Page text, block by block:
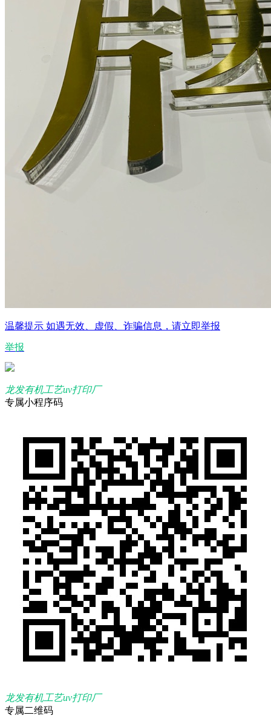
温馨提示 如遇无效、虚假、诈骗信息，请立即举报
举报
龙发有机工艺uv打印厂
专属小程序码
龙发有机工艺uv打印厂
专属二维码